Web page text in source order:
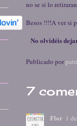
no se si lo
Besos !!!!A ver si
No olvidéis
Publicado por
7
Flor 1